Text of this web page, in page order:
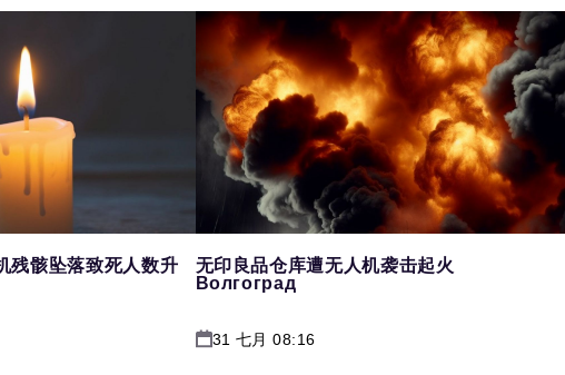
残骸坠落致死人数升
无印良品仓库遭无人机袭击起火
Волгоград
31 七月 08:16